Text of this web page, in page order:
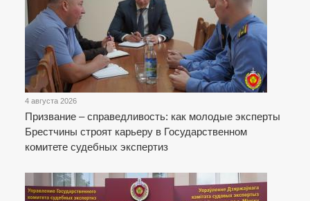
4 августа 2026
Призвание – справедливость: как молодые эксперты
Брестчины строят карьеру в Государственном
комитете судебных экспертиз